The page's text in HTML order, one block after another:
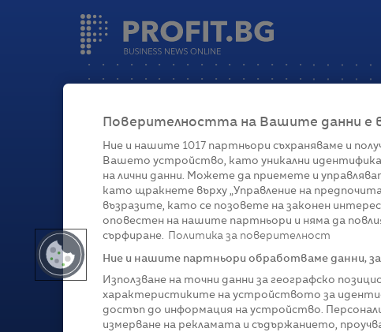
Категории
ГлобалноБизнесТехнологииСтратегииЖивот
Поверителността на Вашите данни е
Ние и нашите 1017 партньори съхраняваме и
Вашето устройство, като уникални
на лични данни. Можете да приемете и
като щракнете върху „Управление на
възразите, като се позовете на законен
оповестен на нашите партньори и няма да
сърфиране.
Политика за поверителност
Ние и нашите партньори обработваме данни,
Използване на точни данни за географско
характеристиките на устройството за
достъп до информация на устройство.
измерване на рекламата и съдържанието,